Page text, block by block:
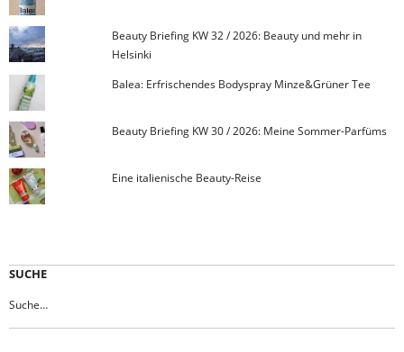
Beauty Briefing KW 32 / 2026: Beauty und mehr in
Helsinki
Balea: Erfrischendes Bodyspray Minze&Grüner Tee
Beauty Briefing KW 30 / 2026: Meine Sommer-Parfüms
Eine italienische Beauty-Reise
SUCHE